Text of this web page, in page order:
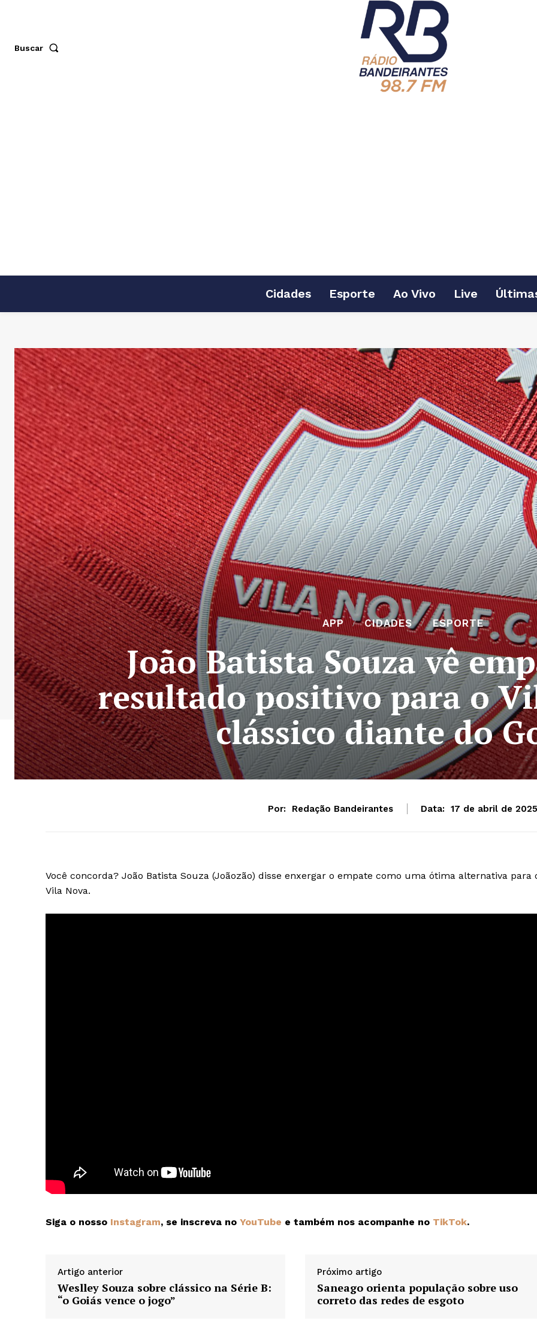
Buscar
Cidades Esporte Ao Vivo Live
APP CIDADES ESPORTE
João Batista Souza vê
resultado positivo para o
clássico diante do
Por: Redação Bandeirantes Data: 17 de abril de 2025
Você concorda? João Batista Souza (Joãozão) disse enxergar o empate como uma ótima alternativa para
Vila Nova.
Siga o nosso Instagram, se inscreva no YouTube e também nos acompanhe no TikTok.
Artigo anterior
Weslley Souza sobre clássico na Série B:
“o Goiás vence o jogo”
Próximo artigo
Saneago orienta população sobre uso
correto das redes de esgoto